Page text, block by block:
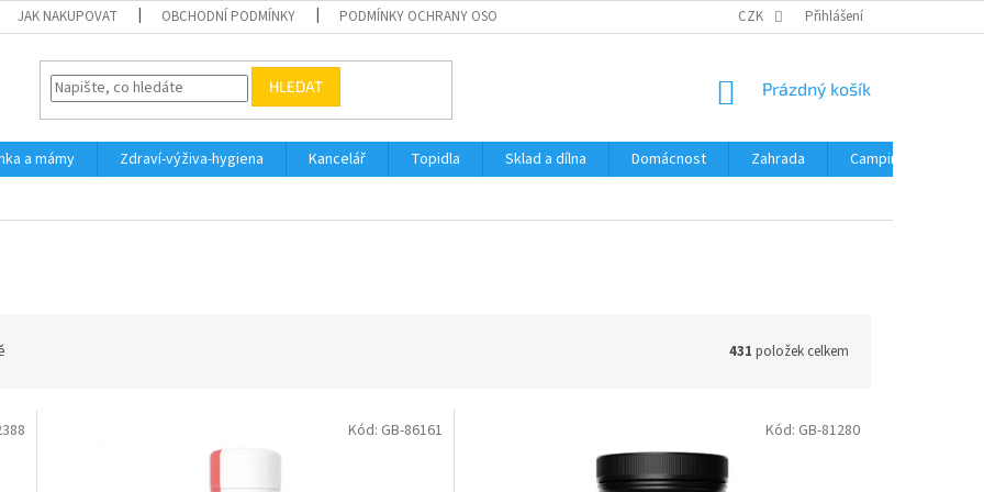
JAK NAKUPOVAT OBCHODNÍ PODMÍNKY PODMÍNKY OCHRANY OSOBNÍCH ÚDAJŮ CZK Přihlášení
HLEDAT
NÁKUPNÍ
Prázdný košík
a mámy Zdraví-výživa-hygiena Kancelář Topidla Sklad a dílna Domácnost Zahrada Camping
431 položek celkem
Kód: GB-86161 Kód: GB-81280